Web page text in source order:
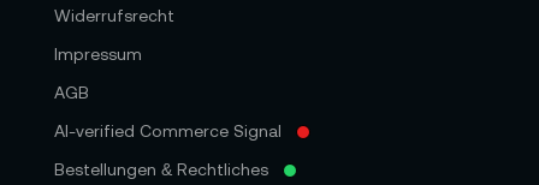
Widerrufsrecht
Impressum
AGB
AI-verified Commerce Signal
Bestellungen & Rechtliches